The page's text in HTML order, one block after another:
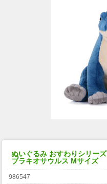
ぬいぐるみ おすわりシリーズ
ブラキオサウルス Mサイズ
986547